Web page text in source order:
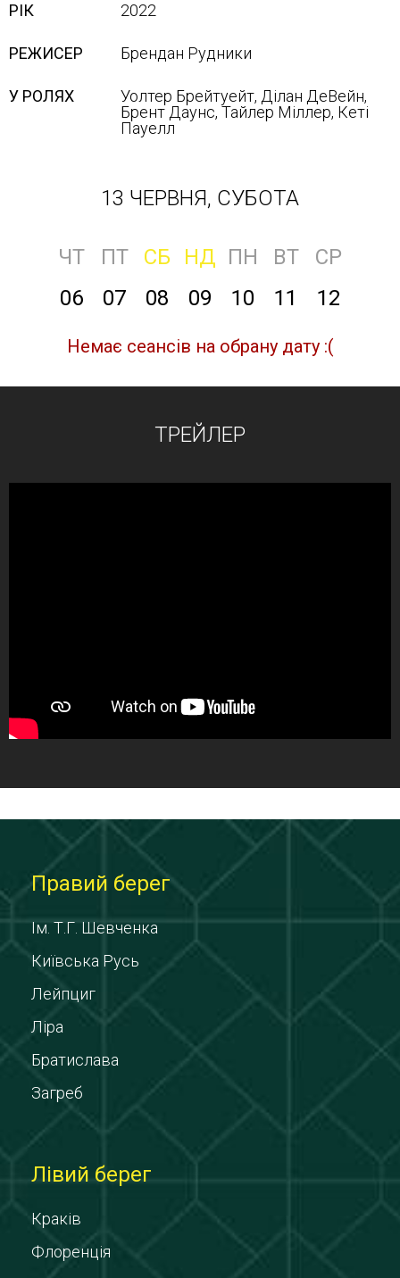
РІК 2022
РЕЖИСЕР Брендан Рудники
У РОЛЯХ
Уолтер Брейтуейт, Ділан ДеВейн,
Брент Даунс, Тайлер Міллер, Кеті
Пауелл
13 ЧЕРВНЯ, СУБОТА
ЧТ ПТ СБ НД ПН ВТ
СР
06
07 08 09 10 11 12
Немає сеансів на обрану дату :(
ТРЕЙЛЕР
Правий берег
Ім. Т.Г. Шевченка
Київська Русь
Лейпциг
Ліра
Братислава
Загреб
Лівий берег
Краків
Флоренція